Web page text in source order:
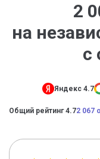
2
на
с
Яндекс 4.7
Общий рейтинг 4.72 067